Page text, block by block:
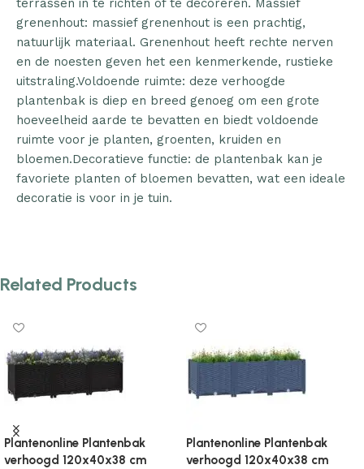
terrassen in te richten of te decoreren. Massief
grenenhout: massief grenenhout is een prachtig,
natuurlijk materiaal. Grenenhout heeft rechte nerven
en de noesten geven het een kenmerkende, rustieke
uitstraling.Voldoende ruimte: deze verhoogde
plantenbak is diep en breed genoeg om een grote
hoeveelheid aarde te bevatten en biedt voldoende
ruimte voor je planten, groenten, kruiden en
bloemen.Decoratieve functie: de plantenbak kan je
favoriete planten of bloemen bevatten, wat een ideale
decoratie is voor in je tuin.
Related Products
Plantenonline Plantenbak
verhoogd 120x40x71 cm
Plantenonline Plantenbak
verhoogd 120x40x71 cm